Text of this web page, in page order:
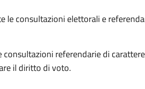
le consultazioni elettorali e
referendarie di
il diritto di voto.